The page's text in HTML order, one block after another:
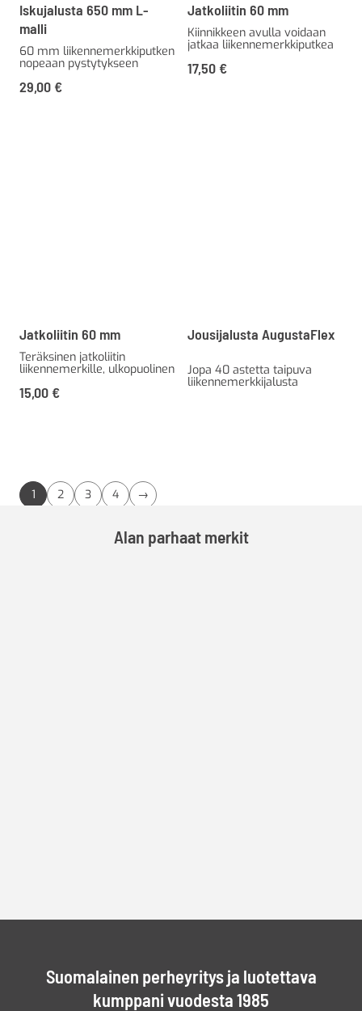
Iskujalusta 650 mm L-
malli
60 mm liikennemerkkiputken
nopeaan pystytykseen
29,00 €
Jatkoliitin 60 mm
Kiinnikkeen avulla voidaan
jatkaa liikennemerkkiputkea
17,50 €
Jatkoliitin 60 mm
Teräksinen jatkoliitin
liikennemerkille, ulkopuolinen
15,00 €
Jousijalusta AugustaFlex
Jopa 40 astetta taipuva
liikennemerkkijalusta
1 2 3 4 →
Alan parhaat merkit
Suomalainen perheyritys ja luotettava
kumppani vuodesta 1985